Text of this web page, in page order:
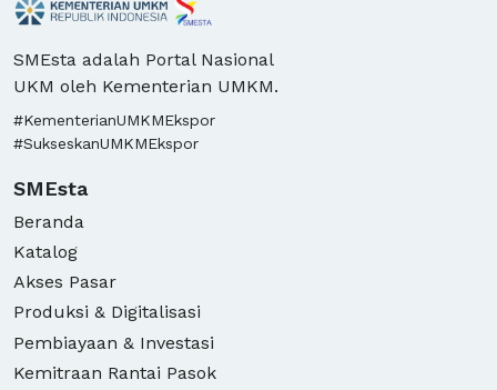
SMEsta adalah Portal Nasional
UKM oleh Kementerian UMKM.
#KementerianUMKMEkspor
#SukseskanUMKMEkspor
SMEsta
Beranda
Katalog
Akses Pasar
Produksi & Digitalisasi
Pembiayaan & Investasi
Kemitraan Rantai Pasok